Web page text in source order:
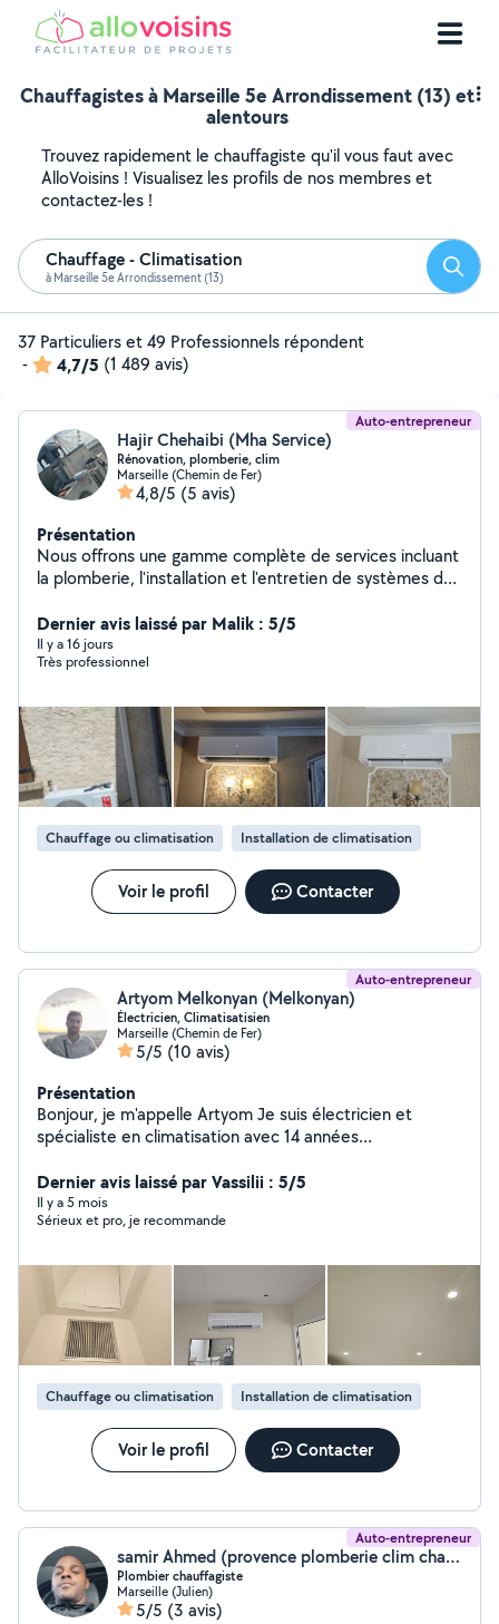
Chauffagistes à Marseille 5e Arrondissement (13) et
alentours
Trouvez rapidement le chauffagiste qu'il vous faut avec
AlloVoisins ! Visualisez les profils de nos membres et
contactez-les !
Chauffage - Climatisation
à Marseille 5e Arrondissement (13)
37 Particuliers et 49 Professionnels répondent
-
4,7/5 (1 489 avis)
Auto-entrepreneur
Hajir Chehaibi (Mha Service)
Rénovation, plomberie, clim
Marseille (Chemin de Fer)
4,8/5 (5 avis)
Présentation
Nous offrons une gamme complète de services incluant
la plomberie, l'installation et l'entretien de systèmes de
(peinture, pose de parquet, remise en état
d'appartements, électricité) et divers services de
bricolage. N'hésitez pas à me contacter pour toute
tarifs sont abordables. Je me déplace sur Marseille et
ses environs. Des photographies de mes réalisations
antérieures sont disponibles pour consultation.
Dernier avis laissé par Malik : 5/5
Il y a 16 jours
Très professionnel
Chauffage ou climatisation Installation de climatisation
Voir le profil Contacter
Auto-entrepreneur
Artyom Melkonyan (Melkonyan)
Électricien, Climatisatisien
Marseille (Chemin de Fer)
5/5 (10 avis)
Présentation
Bonjour, je m'appelle Artyom Je suis électricien et
spécialiste en climatisation avec 14 années
installations, réparations, dépannages et entretiens.
Disponible rapidement, sérieux et professionnel, je
m'adapte à vos besoins et à votre budget. N'hésitez pas
personnalisés !
Dernier avis laissé par Vassilii : 5/5
Il y a 5 mois
Sérieux et pro, je recommande
Chauffage ou climatisation Installation de climatisation
Voir le profil Contacter
Auto-entrepreneur
samir Ahmed (provence plomberie clim chauffage)
Plombier chauffagiste
Marseille (Julien)
5/5 (3 avis)